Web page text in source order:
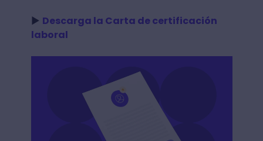
► Descarga la Carta de certificación
laboral